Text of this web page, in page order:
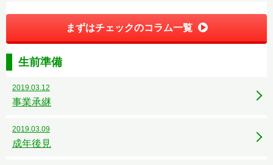
まずはチェックのコラム一覧
生前準備
2019.03.12
事業承継
2019.03.09
成年後見